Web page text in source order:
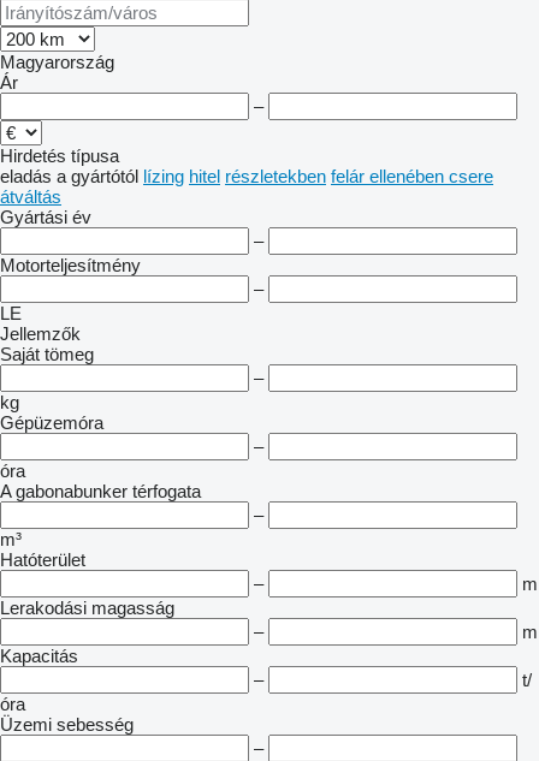
Magyarország
Ár
–
Hirdetés típusa
eladás a gyártótól lízing hitel részletekben felár ellenében csere
átváltás
Gyártási év
–
Motorteljesítmény
–
LE
Jellemzők
Saját tömeg
–
kg
Gépüzemóra
–
óra
A gabonabunker térfogata
–
m³
Hatóterület
–
m
Lerakodási magasság
–
m
Kapacitás
–
t/
óra
Üzemi sebesség
–